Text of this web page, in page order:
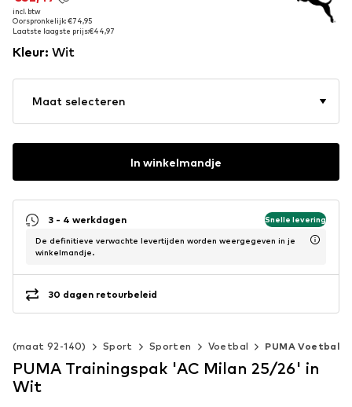
incl. btw
Oorspronkelijk: €74,95
Laatste laagste prijs:€44,97
incl. btw
Oorspronkelijk: €74,95
Laatste laagste prijs:€44,97
incl. btw
Oorspronkelijk: €74,95
Laatste laagste prijs:€44,97
Kleur: Wit
Maat selecteren
In winkelmandje
3 - 4 werkdagen Snelle levering
De definitieve verwachte levertijden worden weergegeven in je
winkelmandje.
30 dagen retourbeleid
(maat 92-140) Sport Sporten Voetbal PUMA Voetbal
PUMA Trainingspak 'AC Milan 25/26' in
Wit